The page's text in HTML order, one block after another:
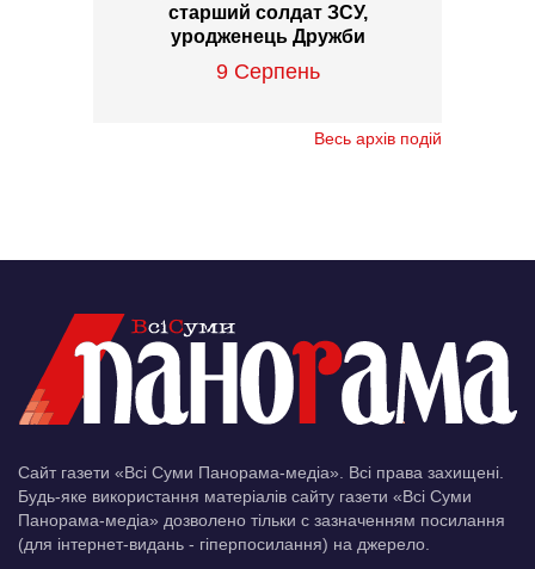
старший солдат ЗСУ,
уродженець Дружби
9 Серпень
Весь архів подій
Сайт газети «Всі Суми Панорама-медіа». Всі права захищені.
Будь-яке використання матеріалів сайту газети «Всі Суми
Панорама-медіа» дозволено тільки c зазначенням посилання
(для інтернет-видань - гіперпосилання) на джерело.